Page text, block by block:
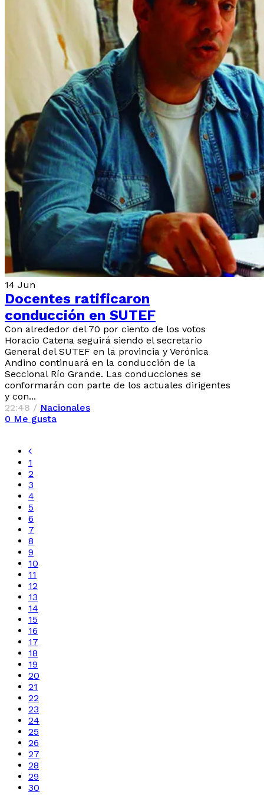
14 Jun
Docentes ratificaron
conducción en SUTEF
Con alrededor del 70 por ciento de los votos
Horacio Catena seguirá siendo el secretario
General del SUTEF en la provincia y Verónica
Andino continuará en la conducción de la
Seccional Río Grande. Las conducciones se
conformarán con parte de los actuales dirigentes
y con...
22:48 / Nacionales
0 Me gusta
1
2
3
4
5
6
7
8
9
10
11
12
13
14
15
16
17
18
19
20
21
22
23
24
25
26
27
28
29
30